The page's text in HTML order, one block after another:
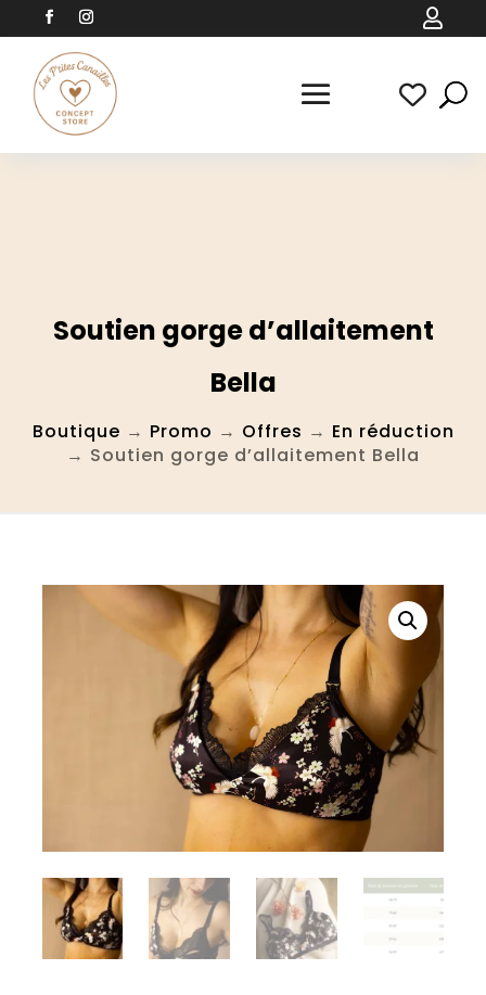

Soutien gorge d’allaitement
Bella
Boutique → Promo → Offres → En réduction
→ Soutien gorge d’allaitement Bella